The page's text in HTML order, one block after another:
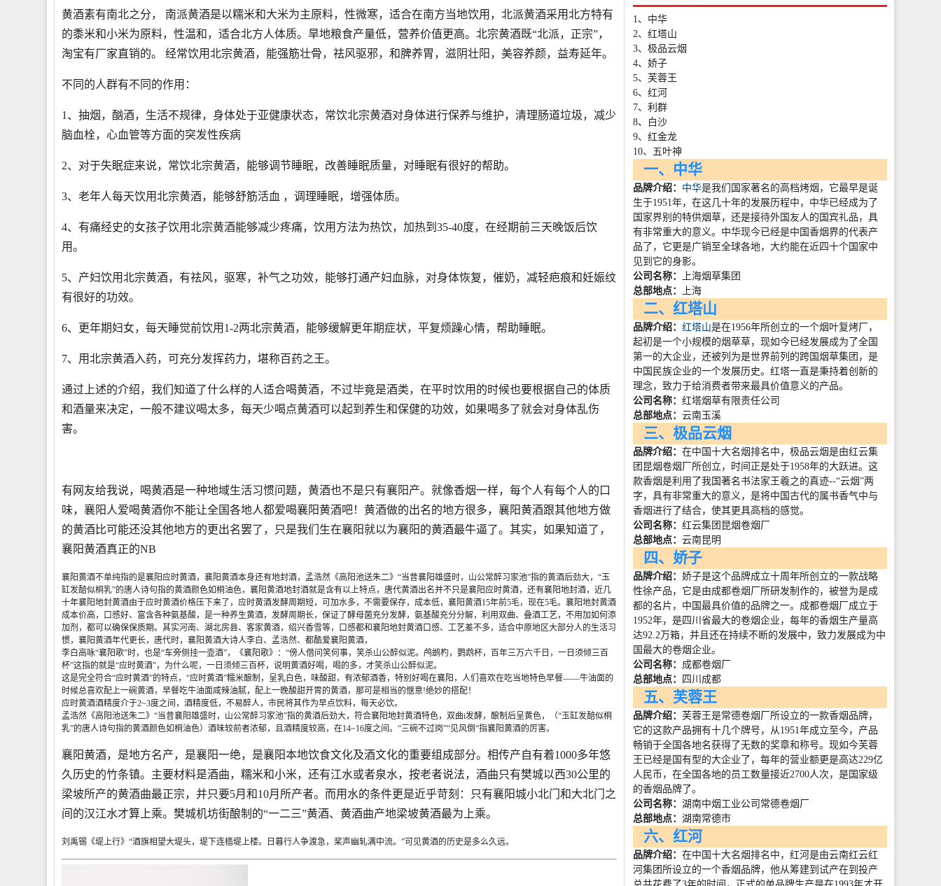
黄酒素有南北之分， 南派黄酒是以糯米和大米为主原料，性微寒，适合在南方当地饮用，北派黄酒采用北方特有
的黍米和小米为原料，性温和，适合北方人体质。旱地粮食产量低，营养价值更高。北宗黄酒既“北派，正宗”，
淘宝有厂家直销的。 经常饮用北宗黄酒，能强筋壮骨，祛风驱邪，和脾养胃，滋阴壮阳，美容养颜，益寿延年。
不同的人群有不同的作用：
1、抽烟，酗酒，生活不规律，身体处于亚健康状态，常饮北宗黄酒对身体进行保养与维护，清理肠道垃圾，减少
脑血栓，心血管等方面的突发性疾病
2、对于失眠症来说，常饮北宗黄酒，能够调节睡眠，改善睡眠质量，对睡眠有很好的帮助。
3、老年人每天饮用北宗黄酒，能够舒筋活血 ，调理睡眠，增强体质。
4、有痛经史的女孩子饮用北宗黄酒能够减少疼痛，饮用方法为热饮，加热到35-40度，在经期前三天晚饭后饮
用。
5、产妇饮用北宗黄酒，有祛风，驱寒，补气之功效，能够打通产妇血脉，对身体恢复，催奶，减轻疤痕和妊娠纹
有很好的功效。
6、更年期妇女，每天睡觉前饮用1-2两北宗黄酒，能够缓解更年期症状，平复烦躁心情，帮助睡眠。
7、用北宗黄酒入药，可充分发挥药力，堪称百药之王。
通过上述的介绍，我们知道了什么样的人适合喝黄酒，不过毕竟是酒类，在平时饮用的时候也要根据自己的体质
和酒量来决定，一般不建议喝太多，每天少喝点黄酒可以起到养生和保健的功效，如果喝多了就会对身体乱伤
害。
有网友给我说，喝黄酒是一种地域生活习惯问题，黄酒也不是只有襄阳产。就像香烟一样，每个人有每个人的口
味，襄阳人爱喝黄酒你不能让全国各地人都爱喝襄阳黄酒吧！黄酒做的出名的地方很多，襄阳黄酒跟其他地方做
的黄酒比可能还没其他地方的更出名罢了，只是我们生在襄阳就以为襄阳的黄酒最牛逼了。其实，如果知道了，
襄阳黄酒真正的NB
襄阳黄酒不单纯指的是襄阳应时黄酒，襄阳黄酒本身还有地封酒，孟浩然《高阳池送朱二》“当昔襄阳雄盛时，山公常醉习家池”指的黄酒后劲大，“玉
缸发醅似桐乳”的唐人诗句指的黄酒颜色如桐油色，襄阳黄酒地封酒就是含有以上特点，唐代黄酒出名并不只是襄阳应时黄酒，还有襄阳地封酒，近几
十年襄阳地封黄酒由于应时黄酒价格压下来了，应时黄酒发酵周期短，可加水多，不需要保存，成本低，襄阳黄酒15年前5毛，现在5毛。襄阳地封黄酒
成本价高，口感好、富含各种氨基酸，是一种养生黄酒，发酵周期长，保证了酵母菌充分发酵，氨基酸充分分解，利用双曲、叠酒工艺，不用加如何添
加剂，都可以确保保质期。其实河南、湖北房县、客家黄酒，绍兴香雪等，口感都和襄阳地封黄酒口感、工艺差不多，适合中原地区大部分人的生活习
惯，襄阳黄酒年代更长，唐代时，襄阳黄酒大诗人李白、孟浩然、都酷爱襄阳黄酒，
李白高咏“襄阳歌”时，也是“车旁侧挂一壶酒”，《襄阳歌》：“傍人借问笑何事，笑杀山公醉似泥。鸬鹚杓，鹦鹉杯，百年三万六千日，一日须倾三百
杯”这指的就是“应时黄酒"，为什么呢，一日须倾三百杯，说明黄酒好喝，喝的多，才笑杀山公醉似泥。
这是完全符合“应时黄酒”的特点，“应时黄酒”糯米酿制，呈乳白色，味酸甜，有浓郁酒香，特别好喝在襄阳，人们喜欢在吃当地特色早餐——牛油面的
时候总喜欢配上一碗黄酒，早餐吃牛油面咸辣油腻，配上一晚酸甜开胃的黄酒，那可是相当的惬意!绝妙的搭配！
应时黄酒酒精度介于2~3度之间，酒精度低，不易醉人，市民将其作为早点饮料，每天必饮。
孟浩然《高阳池送朱二》“当昔襄阳雄盛时，山公常醉习家池”指的黄酒后劲大，符合襄阳地封黄酒特色，双曲i发酵，酿制后呈黄色，（“玉缸发醅似桐
乳”的唐人诗句指的黄酒颜色如桐油色）酒味较前者浓郁，且酒精度较高，在14~16度之间。“三碗不过岗”“见风倒“指襄阳黄酒的厉害。
襄阳黄酒，是地方名产，是襄阳一绝，是襄阳本地饮食文化及酒文化的重要组成部分。相传产自有着1000多年悠
久历史的竹条镇。主要材料是酒曲，糯米和小米，还有江水或者泉水，按老者说法，酒曲只有樊城以西30公里的
梁坡所产的黄酒曲最正宗，并只要5月和10月所产者。而用水的条件更是近乎苛刻：只有襄阳城小北门和大北门之
间的汉江水才算上乘。樊城机坊街酿制的“一二三”黄酒、黄酒曲产地梁坡黄酒最为上乘。
刘禹锡《堤上行》“酒旗相望大堤头，堤下连樯堤上楼。日暮行人争渡急，桨声幽轧满中流。”可见黄酒的历史是多么久远。
1、中华
2、红塔山
3、极品云烟
4、娇子
5、芙蓉王
6、红河
7、利群
8、白沙
9、红金龙
10、五叶神
一、中华
品牌介绍： 中华是我们国家著名的高档烤烟，它最早是诞
生于1951年，在这几十年的发展历程中，中华已经成为了
国家界别的特供烟草，还是接待外国友人的国宾礼品，具
有非常重大的意义。中华现今已经是中国香烟界的代表产
品了，它更是广销至全球各地，大约能在近四十个国家中
见到它的身影。
公司名称：
上海烟草集团
总部地点：
上海
二、红塔山
品牌介绍：红塔山是在1956年所创立的一个烟叶复烤厂，
起初是一个小规模的烟草草，现如今已经发展成为了全国
第一的大企业，还被列为是世界前列的跨国烟草集团，是
中国民族企业的一个发展历史。红塔一直是秉持着创新的
理念，致力于给消费者带来最具价值意义的产品。
公司名称：红塔烟草有限责任公司
总部地点：云南玉溪
三、极品云烟
品牌介绍：在中国十大名烟排名中，极品云烟是由红云集
团昆烟卷烟厂所创立，时间正是处于1958年的大跃进。这
款香烟是利用了我国著名书法家王羲之的真迹--“云烟”两
字，具有非常重大的意义，是将中国古代的属书香气中与
香烟进行了结合，使其更具高档的感觉。
公司名称：红云集团昆烟卷烟厂
总部地点：云南昆明
四、娇子
品牌介绍：娇子是这个品牌成立十周年所创立的一款战略
性徐产品，它是由成都卷烟厂所研发制作的，被誉为是成
都的名片，中国最具价值的品牌之一。成都卷烟厂成立于
1952年，是四川省最大的卷烟企业，每年的香烟生产量高
达92.2万箱，并且还在持续不断的发展中，致力发展成为中
国最大的卷烟企业。
公司名称： 成都卷烟厂
总部地点：
四川成都
五、芙蓉王
品牌介绍：芙蓉王是常德卷烟厂所设立的一款香烟品牌，
它的这款产品拥有十几个牌号，从1951年成立至今，产品
畅销于全国各地名获得了无数的奖章和称号。现如今芙蓉
王已经是国有型的大企业了，每年的营业额更是高达229亿
人民币，在全国各地的员工数量接近2700人次，是国家级
的香烟品牌了。
公司名称：湖南中烟工业公司常德卷烟厂
总部地点：湖南常德市
六、红河
品牌介绍：在中国十大名烟排名中，红河是由云南红云红
河集团所设立的一个香烟品牌，他从筹建到试产在到投产